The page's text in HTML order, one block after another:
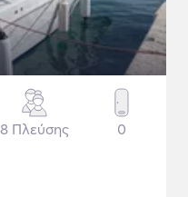
8 Πλεύσης 0